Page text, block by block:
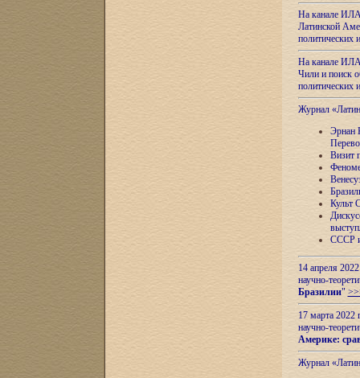
На канале
Латинской
На канале
Чили и поиск
Журнал
Эрнан
Визит
Культ
СССР и
14 апреля
научно-
Бразилии"
17 марта 2022
научно-
Америке:
Журнал